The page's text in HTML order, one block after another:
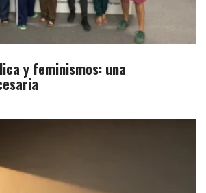
y feminismos: una